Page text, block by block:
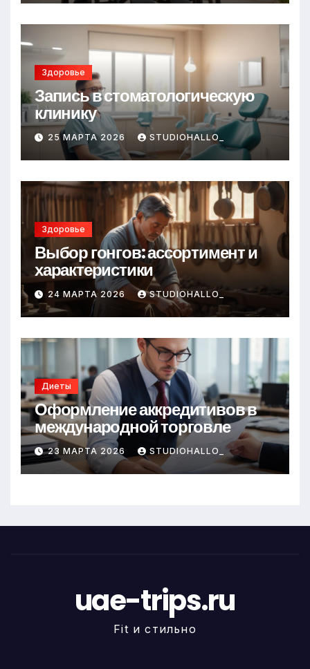
Здоровье
Запись в стоматологическую
клинику
25 МАРТА 2026 STUDIOHALLO_
Здоровье
Выбор гонгов: ассортимент и
характеристики
24 МАРТА 2026 STUDIOHALLO_
Диеты
Оформление аккредитивов в
международной торговле
23 МАРТА 2026 STUDIOHALLO_
uae-trips.ru
Fit и стильно